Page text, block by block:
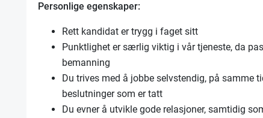
Personlige egenskaper:
Rett kandidat er trygg i faget sitt
Punktlighet er særlig viktig i vår tjeneste, da
bemanning
Du trives med å jobbe selvstendig, på samme
beslutninger som er tatt
Du evner å utvikle gode relasjoner, samtidig